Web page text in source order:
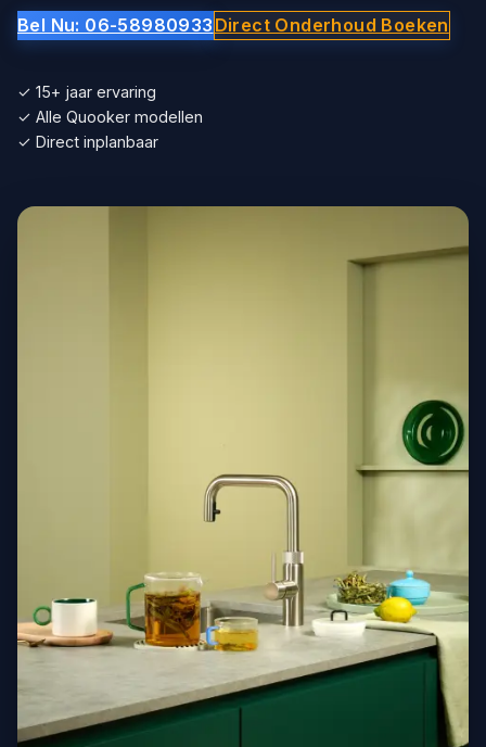
Bel Nu: 06-58980933 Direct Onderhoud Boeken
✓ 15+ jaar ervaring
✓ Alle Quooker modellen
✓ Direct inplanbaar